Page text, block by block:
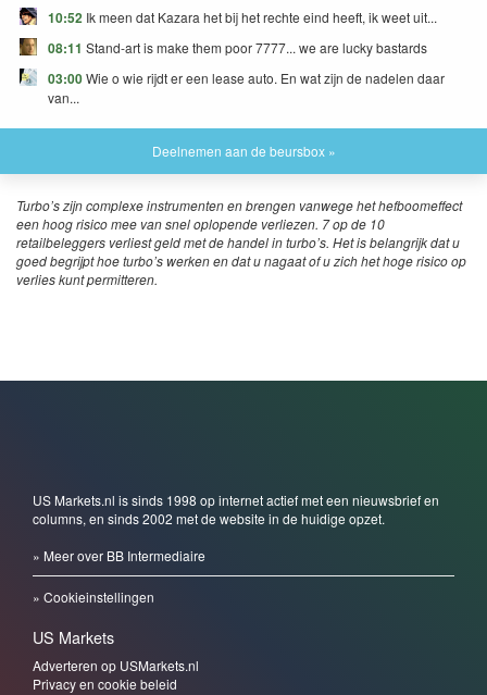
10:52 Ik meen dat Kazara het bij het rechte eind heeft, ik weet uit...
08:11 Stand-art is make them poor 7777... we are lucky bastards
03:00Wie o wie rijdt er een lease auto. En wat zijn de nadelen daar
van...
Deelnemen aan de beursbox »
Turbo’s zijn complexe instrumenten en brengen vanwege het hefboomeffect
een hoog risico mee van snel oplopende verliezen. 7 op de 10
retailbeleggers verliest geld met de handel in turbo’s. Het is belangrijk dat u
goed begrijpt hoe turbo’s werken en dat u nagaat of u zich het hoge risico op
verlies kunt permitteren.
US Markets.nl is sinds 1998 op internet actief met een nieuwsbrief en
columns, en sinds 2002 met de website in de huidige opzet.
» Meer over BB Intermediaire
» Cookieinstellingen
US Markets
Adverteren op USMarkets.nl
Privacy en cookie beleid